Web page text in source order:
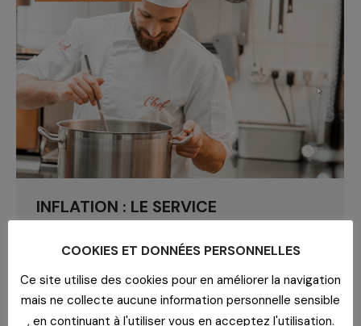
INFLATION : LE SERVICE
LE MARCHÉ DE L’ALIMENTAIRE
Blog, Les services ,Restauration Paryadmin
4 juillet 2023
David Paris, Directeur Restauration/Economat
COOKIES ET DONNÉES PERSONNELLES
Ce site utilise des cookies pour en améliorer la navigation
mais ne collecte aucune information personnelle sensible
, en continuant à l'utiliser vous en acceptez l'utilisation.